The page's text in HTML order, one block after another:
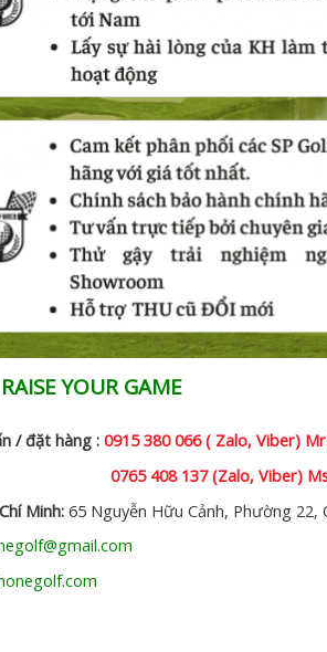
YOUR GAME
/ đặt hàng : 0915 380 066 ( Zalo, Viber)
0765 408 137 (Zalo, Viber)
Minh:65 Nguyễn Hữu Cảnh, Phường 22,